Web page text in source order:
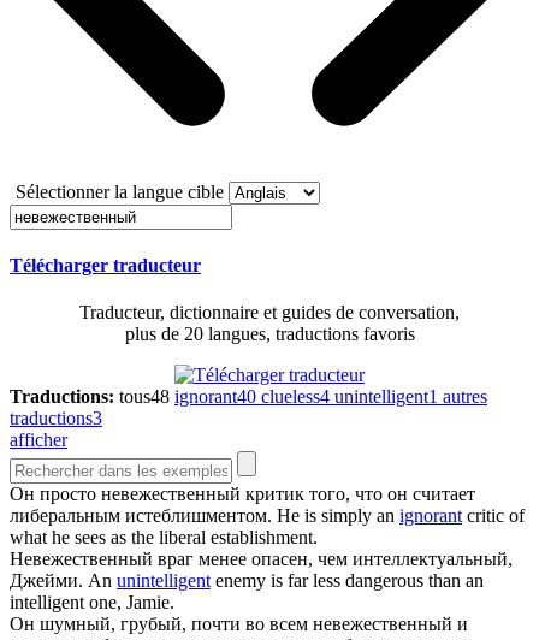
Sélectionner la langue cible
Télécharger traducteur
Traducteur, dictionnaire et guides de conversation,
plus de 20 langues, traductions favoris
Traductions: tous48 ignorant40 clueless4 unintelligent1 autres
traductions3
afficher
Он просто невежественный критик того, что он считает
либеральным истеблишментом. He is simply an ignorantcritic of
what he sees as the liberal establishment.
Невежественный враг менее опасен, чем интеллектуальный,
Джейми. An unintelligentenemy is far less dangerous than an
intelligent one, Jamie.
Он шумный, грубый, почти во всем невежественный и